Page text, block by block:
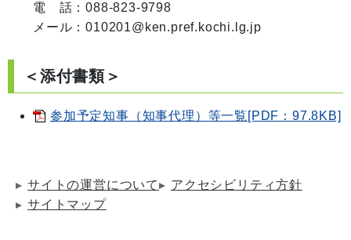
電　話：088-823-9798
メール：010201@ken.pref.kochi.lg.jp
＜添付書類＞
参加予定知事（知事代理）等一覧[PDF：97.8KB]
サイトの運営について
アクセシビリティ方針
サイトマップ